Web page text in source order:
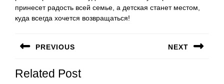
принесет радость всей семье, а детская станет местом,
куда всегда хочется возвращаться!
по
записям
PREVIOUS
запись:
NEXT
Related Post